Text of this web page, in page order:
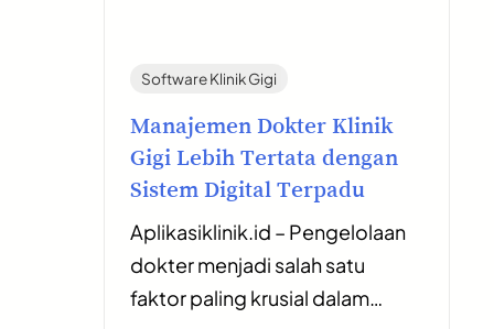
Software Klinik Gigi
Manajemen Dokter Klinik
Gigi Lebih Tertata dengan
Sistem Digital Terpadu
Aplikasiklinik.id – Pengelolaan
dokter menjadi salah satu
faktor paling krusial dalam…